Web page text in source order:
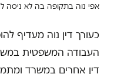
אפי נוה בתקופה בה לא ניסה
כעורך דין נוה מעדיף
העבודה המשפטית
דין אחרים במשרד